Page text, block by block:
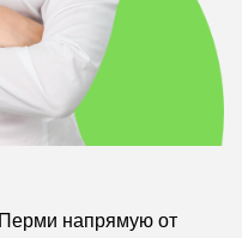
напрямую от